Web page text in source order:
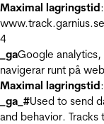
Maximal lagringstid
www.track.garnius.se
4
_gaGoogle
navigerar runt på
Maximal lagringstid
_ga_#Used to send
and behavior. Tracks